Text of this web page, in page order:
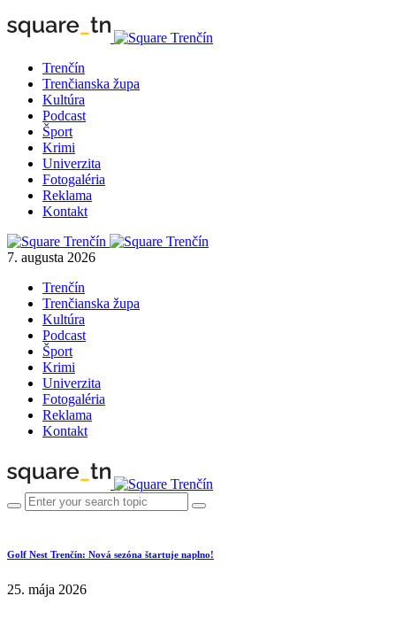
Trenčín
Trenčianska župa
Kultúra
Podcast
Šport
Krimi
Univerzita
Fotogaléria
Reklama
Kontakt
7. augusta 2026
Trenčín
Trenčianska župa
Kultúra
Podcast
Šport
Krimi
Univerzita
Fotogaléria
Reklama
Kontakt
Golf Nest Trenčín: Nová sezóna štartuje naplno!
25. mája 2026